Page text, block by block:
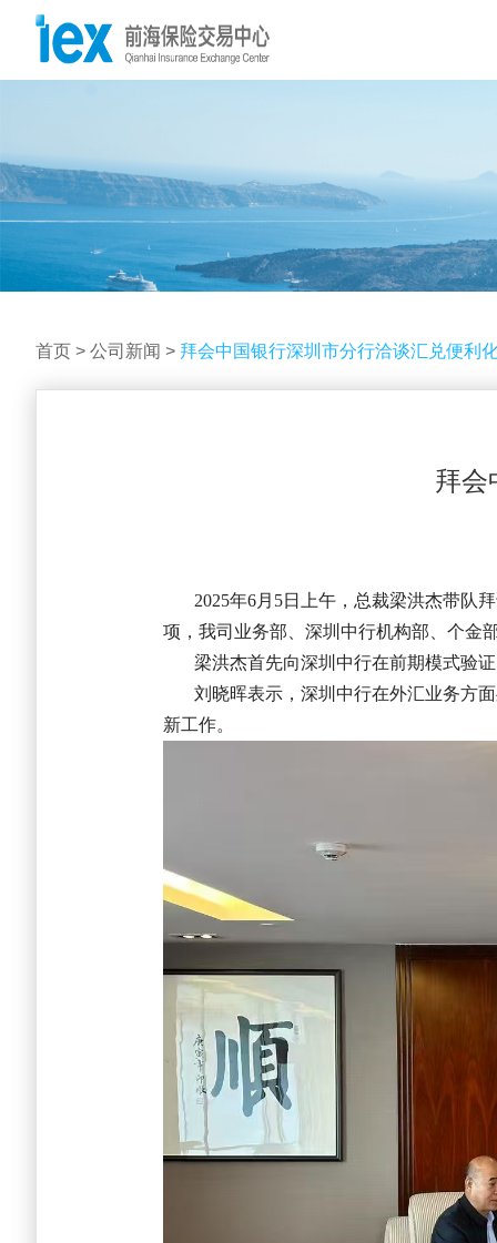
首页 > 公司新闻 > 拜会中国银行深圳市分行洽谈汇兑便利
拜会
2025年6月5日上午，总裁梁洪杰带队
项，我司 业务部、深圳中行机构部、个金
梁洪杰首先向深圳中行在前期模式验证
刘晓晖表示，深圳中行在外汇业务方面
新工作。